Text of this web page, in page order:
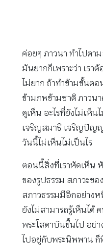
ค่อยๆ ภาวนา ทำไปตา
มันยากก็เพราะว่า เร
ไม่ยาก ถ้าทำข้ามขั้นตอ
ข้ามภพข้ามชาติ ภาวนา
ดูเห็น อะไรที่ยังไม่เห็
เจริญสมาธิ เจริญปัญญ
วันนี้ไม่เห็นไม่เป็นไร
ตอนนี้สิ่งที่เราหัดเห็น
ของรูปธรรม สภาวะข
สภาวธรรมมีอีกอย่าง
ยังไม่สามารถรู้เห็นได้
พระโสดาบันขึ้นไป อย่
ไปอยู่กับพระนิพพาน ก็